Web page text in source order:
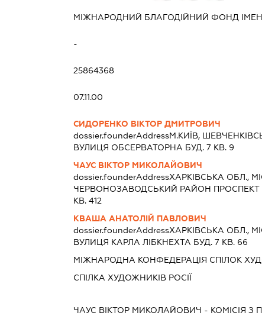
МІЖНАРОДНИЙ БЛАГОДІЙНИЙ ФОНД ІМЕНІ
-
25864368
07.11.00
СИДОРЕНКО ВІКТОР ДМИТРОВИЧ
dossier.founderAddressМ.КИЇВ,
ВУЛИЦЯ ОБСЕРВАТОРНА БУД. 7 КВ. 9
ЧАУС ВІКТОР МИКОЛАЙОВИЧ
dossier.founderAddressХАРКІВСЬКА ОБЛ.,
ЧЕРВОНОЗАВОДСЬКИЙ РАЙОН ПРОСПЕКТ
КВ. 412
КВАША АНАТОЛІЙ ПАВЛОВИЧ
dossier.founderAddressХАРКІВСЬКА ОБЛ.,
ВУЛИЦЯ КАРЛА ЛІБКНЕХТА БУД. 7 КВ. 66
МІЖНАРОДНА КОНФЕДЕРАЦІЯ СПІЛОК
СПІЛКА ХУДОЖНИКІВ РОСІЇ
ЧАУС ВІКТОР МИКОЛАЙОВИЧ - КОМІСІЯ З